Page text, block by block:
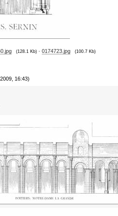
(128.1 Kb) · 0174723.jpg (100.7 Kb)
16:43)